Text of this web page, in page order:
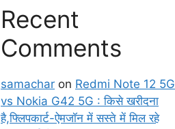
Recent
Comments
samachar on Redmi Note 12 5G
vs Nokia G42 5G : किसे खरीदना
है,फ्लिपकार्ट-ऐमजॉन में सस्ते में मिल रहे